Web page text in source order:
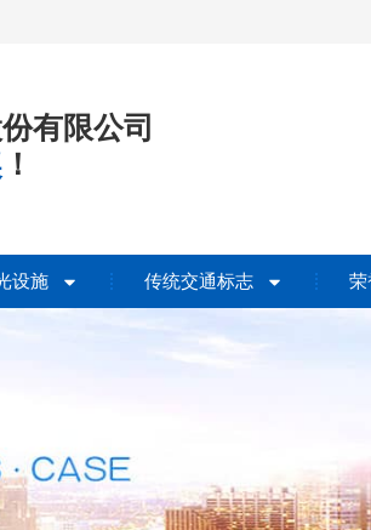
有限公司
！
设施 传统交通标志